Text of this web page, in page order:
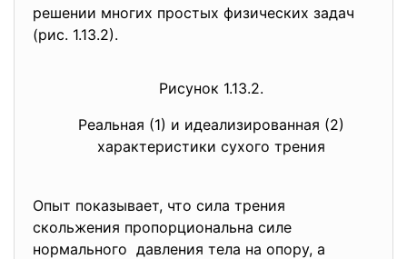
решении многих простых физических задач
(рис. 1.13.2).
Рисунок 1.13.2.
Реальная (1) и идеализированная (2)
характеристики сухого трения
Опыт показывает, что сила трения
скольжения пропорциональна силе
нормального давления тела на опору, а